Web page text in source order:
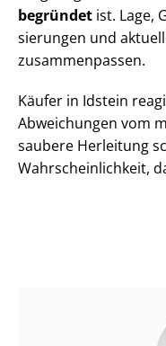
begründet ist. Lage,
sie­run­gen und
zusammenpassen.
Käufer in Idstein
Abweichungen vom
saubere Herleitung
Wahr­schein­lich­keit,